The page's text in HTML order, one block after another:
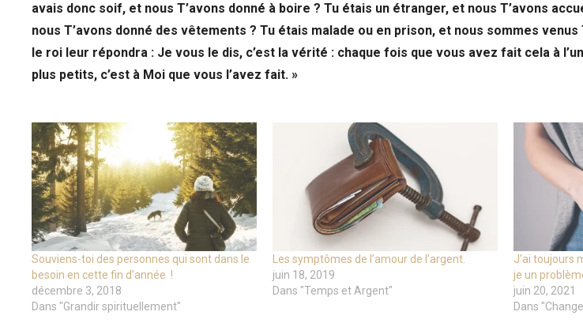
avais donc soif, et nous T’avons donné à boire ? Tu étais un étranger, et nous T’avons
nous T’avons donné des vêtements ? Tu étais malade ou en prison, et nous sommes venus
le roi leur répondra : Je vous le dis, c’est la vérité : chaque fois que vous avez fait cela à
plus petits, c’est à Moi que vous l’avez fait. »
Souviens-toi des personnes qui sont dans le
besoin en cette fin d’année !
décembre 3, 2018
Dans "Grandir spirituellement"
Les symptômes de l’amour de l’argent.
juin 18, 2019
Dans "Temps et Argent"
J’ai toujours
je un
juin 20, 2021
Dans